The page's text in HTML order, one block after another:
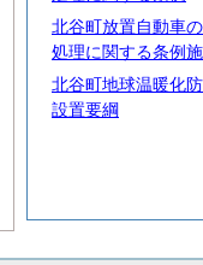
北谷町放置自動車
処理に関する条例
北谷町地球温暖化
設置要綱